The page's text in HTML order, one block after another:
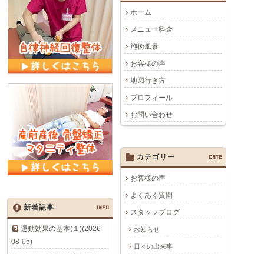
ホーム
メニュー料金
施術風景
お客様の声
地図行き方
プロフィール
お問い合わせ
カテゴリー CATE
お客様の声
よくある質問
スタッフブログ
お知らせ
日々の出来事
新着記事 INFO
運動効果の基本(１)(2026-
08-05)